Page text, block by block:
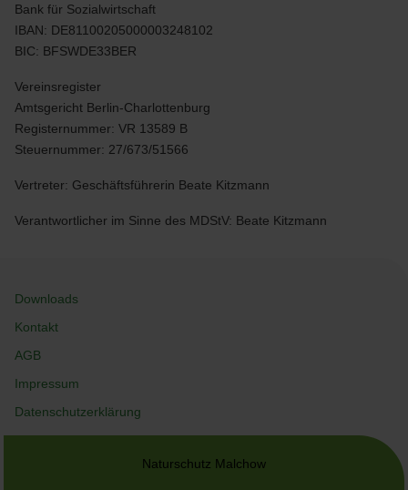
Bank für Sozialwirtschaft
IBAN: DE81100205000003248102
BIC: BFSWDE33BER
Vereinsregister
Amtsgericht Berlin-Charlottenburg
Registernummer: VR 13589 B
Steuernummer: 27/673/51566
Vertreter: Geschäftsführerin Beate Kitzmann
Verantwortlicher im Sinne des MDStV: Beate Kitzmann
Downloads
Kontakt
AGB
Impressum
Datenschutzerklärung
Naturschutz Malchow